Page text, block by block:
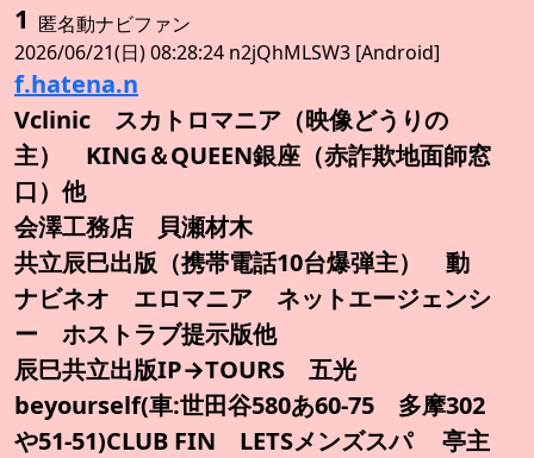
1 匿名動ナビファン
2026/06/21(日) 08:28:24 n2jQhMLSW3 [Android]
f.hatena.n
Vclinic スカトロマニア（映像どうりの
主） KING＆QUEEN銀座（赤詐欺地面師窓
口）他
会澤工務店 貝瀬材木
共立辰巳出版（携帯電話10台爆弾主） 動
ナビネオ エロマニア ネットエージェンシ
ー ホストラブ提示版他
辰巳共立出版IP→TOURS 五光
beyourself(車:世田谷580あ60-75 多摩302
や51-51)CLUB FIN LETSメンズスパ 亭主